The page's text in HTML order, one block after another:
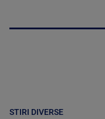
STIRI DIVERSE